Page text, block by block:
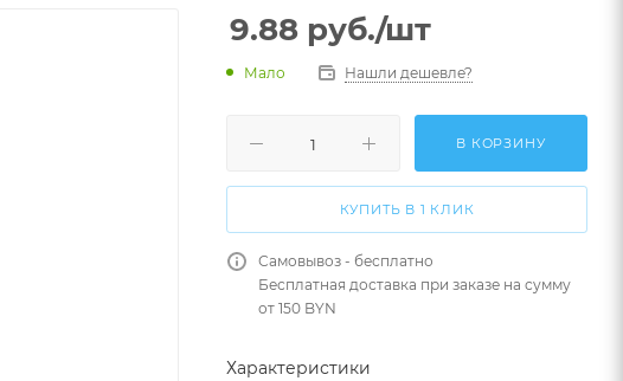
9.88 руб./шт
Мало Нашли дешевле?
В КОРЗИНУ
КУПИТЬ В 1 КЛИК
Самовывоз - бесплатно
Бесплатная доставка при заказе на сумму
от 150 BYN
Характеристики